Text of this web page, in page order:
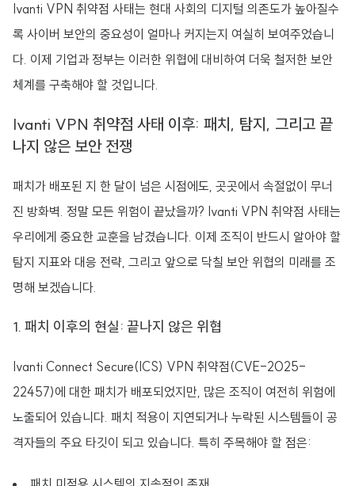
Ivanti VPN 취약점 사태는 현대 사회의 디지털 의존도가 높아질수
록 사이버 보안의 중요성이 얼마나 커지는지 여실히 보여주었습니
다. 이제 기업과 정부는 이러한 위협에 대비하여 더욱 철저한 보안
체계를 구축해야 할 것입니다.
Ivanti VPN 취약점 사태 이후: 패치, 탐지, 그리고 끝
나지 않은 보안 전쟁
패치가 배포된 지 한 달이 넘은 시점에도, 곳곳에서 속절없이 무너
진 방화벽. 정말 모든 위험이 끝났을까? Ivanti VPN 취약점 사태는
우리에게 중요한 교훈을 남겼습니다. 이제 조직이 반드시 알아야 할
탐지 지표와 대응 전략, 그리고 앞으로 닥칠 보안 위협의 미래를 조
명해 보겠습니다.
1. 패치 이후의 현실: 끝나지 않은 위협
Ivanti Connect Secure(ICS) VPN 취약점(CVE-2025-
22457)에 대한 패치가 배포되었지만, 많은 조직이 여전히 위험에
노출되어 있습니다. 패치 적용이 지연되거나 누락된 시스템들이 공
격자들의 주요 타깃이 되고 있습니다. 특히 주목해야 할 점은: